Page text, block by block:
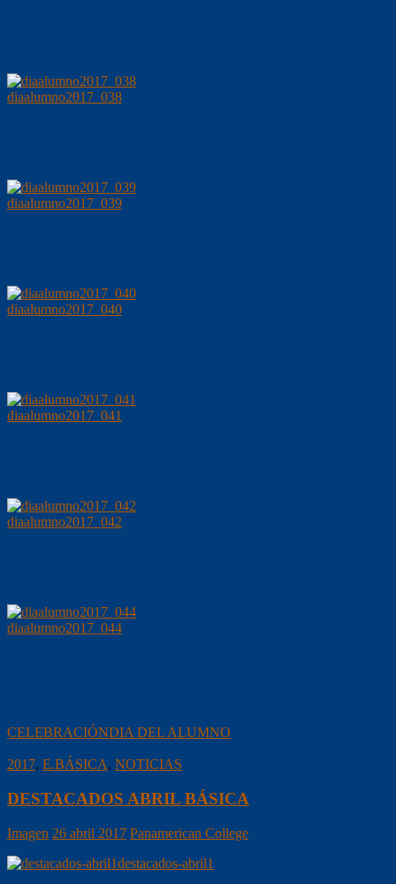
diaalumno2017_038
diaalumno2017_039
diaalumno2017_040
diaalumno2017_041
diaalumno2017_042
diaalumno2017_044
CELEBRACIÓNDIA DEL ALUMNO
2017, E.BÁSICA, NOTICIAS
DESTACADOS ABRIL BÁSICA
Imagen 26 abril 2017 Panamerican College
destacados-abril1